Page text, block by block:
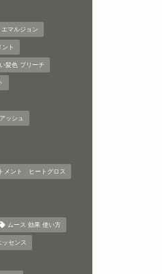
マルジョン
ト
髪色 ブリーチ
ッシュ
メント ヒートグロス
ムース 効果 使い方
センス